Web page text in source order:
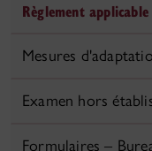
Règlement
Mesures
Examen hors
Formulaires –